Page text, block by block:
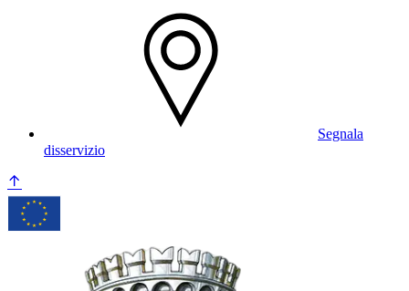
Segnala
disservizio